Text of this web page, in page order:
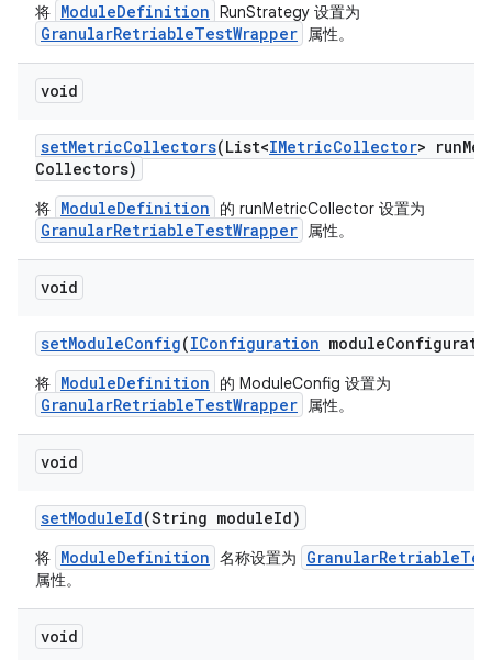
将 ModuleDefinition RunStrategy 设置为
GranularRetriableTestWrapper 属性。
void
setMetricCollectors(List<IMetricCollector> run
Collectors)
将 ModuleDefinition 的 runMetricCollector 设置为
GranularRetriableTestWrapper 属性。
void
setModuleConfig(IConfiguration module
将 ModuleDefinition 的 ModuleConfig 设置为
GranularRetriableTestWrapper 属性。
void
setModuleId(String moduleId)
将 ModuleDefinition 名称设置为
属性。
void